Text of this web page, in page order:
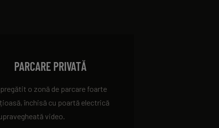
PARCARE PRIVATĂ
o zonă de parcare foarte
închisă cu poartă electrică
video.